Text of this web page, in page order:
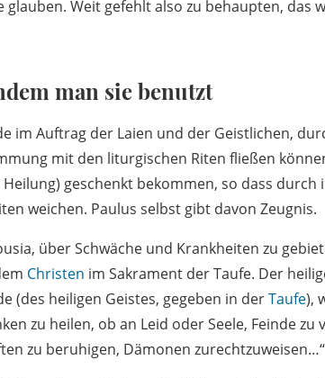
Weit gefehlt also zu behaupten, das
man sie benutzt
im Auftrag der Laien und der Geistlichen,
mit den liturgischen Riten fließen
geschenkt bekommen, so dass durch
weichen. Paulus selbst gibt davon Zeugnis.
über Schwäche und Krankheiten zu
Christen im Sakrament der Taufe. Der
(des heiligen Geistes, gegeben in derTaufe),
zu heilen, ob an Leid oder Seele, Feinde zu
zu beruhigen, Dämonen zurechtzuweisen…“